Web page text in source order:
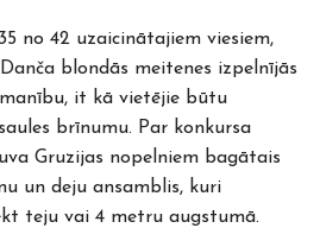
no 42 uzaicinātajiem viesiem,
blondās meitenes izpelnījās
it kā vietējie būtu
brīnumu. Par konkursa
Gruzijas nopelniem bagātais
un deju ansamblis, kuri
teju vai 4 metru augstumā.